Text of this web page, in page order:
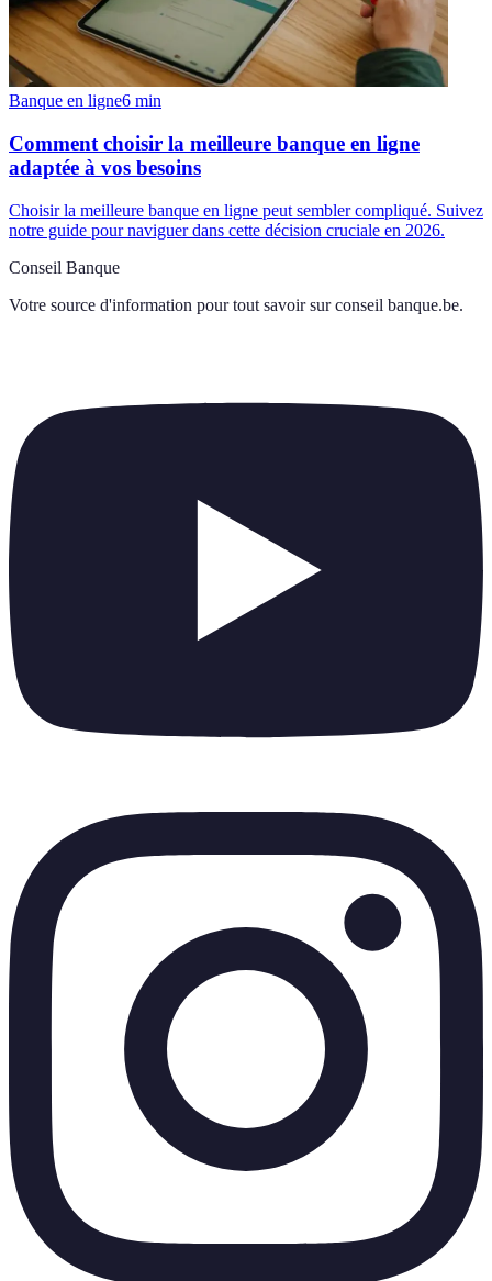
Banque en ligne6 min
Comment choisir la meilleure banque en ligne
adaptée à vos besoins
Choisir la meilleure banque en ligne peut sembler compliqué. Suivez
notre guide pour naviguer dans cette décision cruciale en 2026.
Conseil Banque
Votre source d'information pour tout savoir sur conseil banque.be.